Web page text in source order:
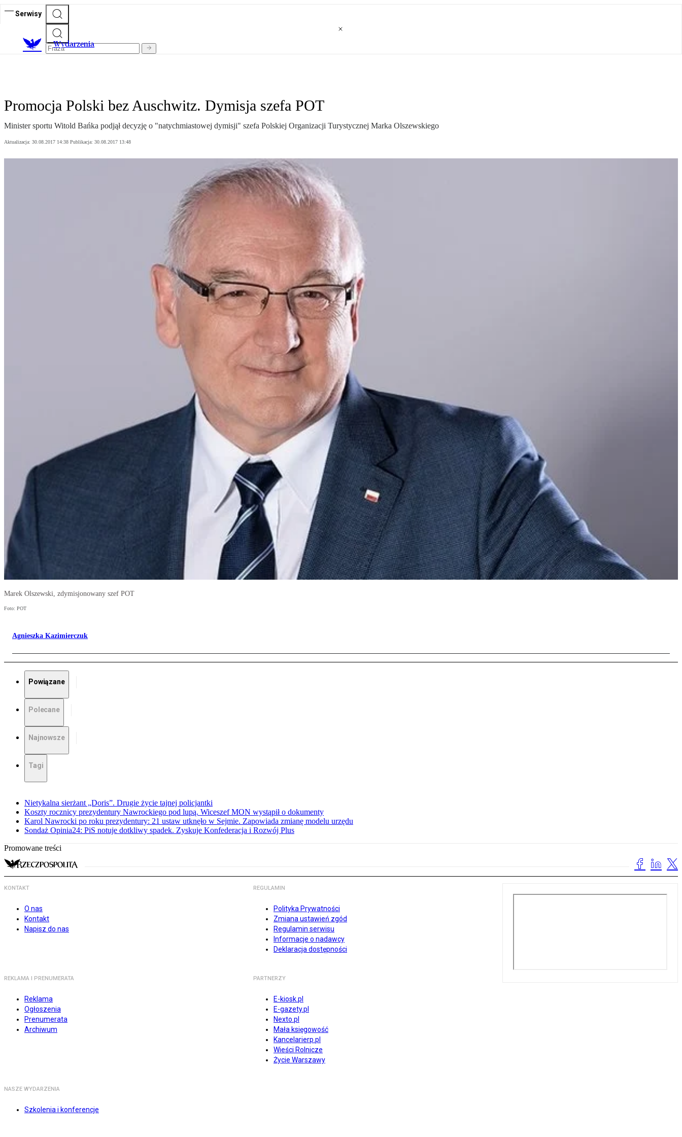
Serwisy
Wydarzenia
Promocja Polski bez Auschwitz. Dymisja szefa POT
Minister sportu Witold Bańka podjął decyzję o "natychmiastowej dymisji" szefa Polskiej Organizacji Turystycznej Marka Olszewskiego
Aktualizacja: 30.08.2017 14:38 Publikacja: 30.08.2017 13:48
Marek Olszewski, zdymisjonowany szef POT
Foto: POT
Agnieszka Kazimierczuk
Powiązane
Polecane
Najnowsze
Tagi
Nietykalna sierżant „Doris”. Drugie życie tajnej policjantki
Koszty rocznicy prezydentury Nawrockiego pod lupą. Wiceszef MON wystąpił o dokumenty
Karol Nawrocki po roku prezydentury: 21 ustaw utknęło w Sejmie. Zapowiada zmianę modelu urzędu
Sondaż Opinia24: PiS notuje dotkliwy spadek. Zyskuje Konfederacja i Rozwój Plus
Promowane treści
KONTAKT
O nas
Kontakt
Napisz do nas
REGULAMIN
Polityka Prywatności
Zmiana ustawień zgód
Regulamin serwisu
Informacje o nadawcy
Deklaracja dostępności
REKLAMA I PRENUMERATA
Reklama
Ogłoszenia
Prenumerata
Archiwum
PARTNERZY
E-kiosk.pl
E-gazety.pl
Nexto.pl
Mała księgowość
Kancelarierp.pl
Wieści Rolnicze
Życie Warszawy
NASZE WYDARZENIA
Szkolenia i konferencje